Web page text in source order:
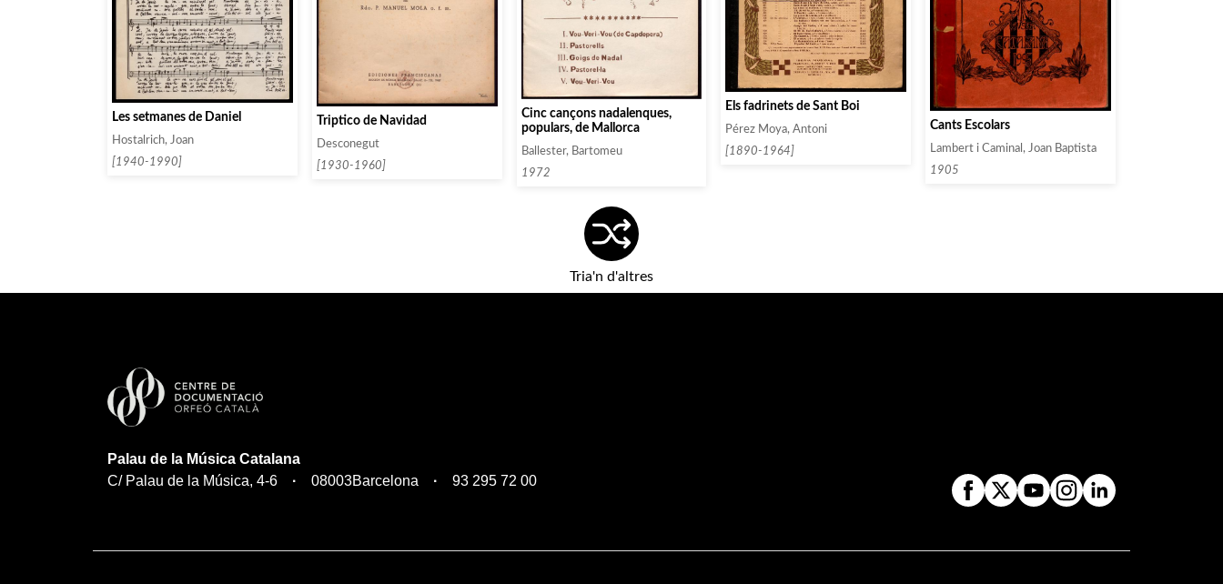
Les setmanes de Daniel
Hostalrich, Joan
[1940-1990]
Triptico de Navidad
Desconegut
[1930-1960]
Cinc cançons nadalenques,
populars, de Mallorca
Ballester, Bartomeu
1972
Els fadrinets de Sant Boi
Pérez Moya, Antoni
[1890-1964]
Cants Escolars
Lambert i Caminal, Joan Baptista
1905
Tria'n d'altres
Palau de la Música Catalana
C/ Palau de la Música, 4-6
08003Barcelona 93 295 72 00